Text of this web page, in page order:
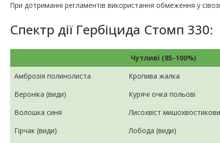
При дотриманні регламентів використання обмеження у
Спектр дії Гербіцида Стомп 330:
Чутливі (85-100%)
Амброзія полинолиста
Кропива жалка
Вероніка (види)
Курячі очка польові
Волошка синя
Лисохвіст
Гірчак (види)
Лобода (види)